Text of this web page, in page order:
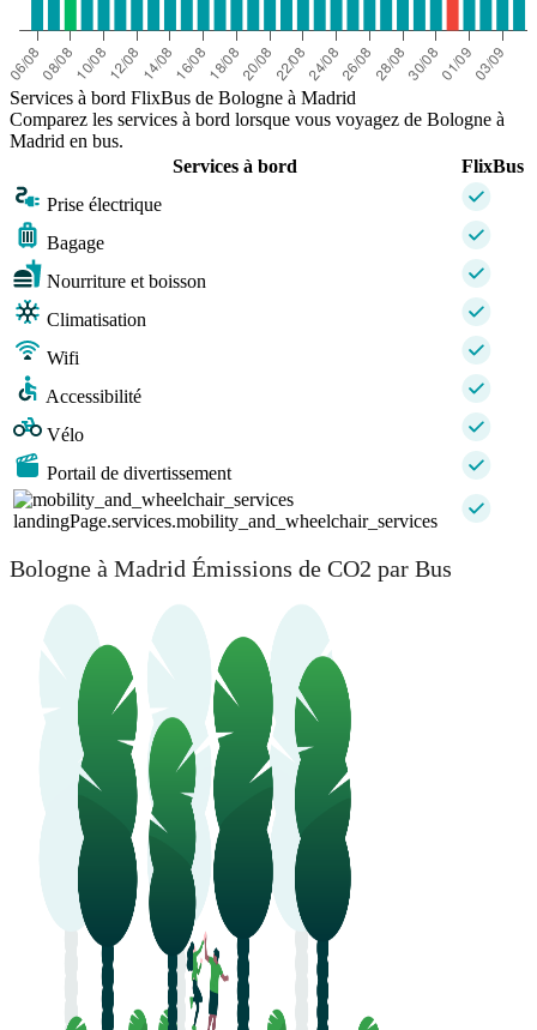
Services à bord FlixBus de Bologne à Madrid
Comparez les services à bord lorsque vous voyagez de Bologne à
Madrid en bus.
Services à bord
FlixBus
Prise électrique
Bagage
Nourriture et boisson
Climatisation
Wifi
Accessibilité
Vélo
Portail de divertissement
landingPage.services.mobility_and_wheelchair_services
Bologne à Madrid Émissions de CO2 par Bus